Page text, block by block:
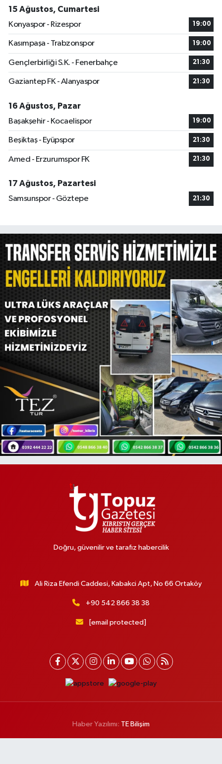
15 Ağustos, Cumartesi
Konyaspor - Rizespor
19:00
Kasımpaşa - Trabzonspor 19:00
Gençlerbirliği S.K. - Fenerbahçe 21:30
Gaziantep FK - Alanyaspor 21:30
16 Ağustos, Pazar
Başakşehir - Kocaelispor
19:00
Beşiktaş - Eyüpspor 21:30
Amed - Erzurumspor FK 21:30
17 Ağustos, Pazartesi
Samsunspor - Göztepe
21:30
Doğru, güvenilir ve tarafız habercilik
Ali Riza Efendi Caddesi, Kabakci Apt, No 66 Ortaköy
+90 542 866 38 38
[email protected]
Haber Yazılımı: TE Bilişim